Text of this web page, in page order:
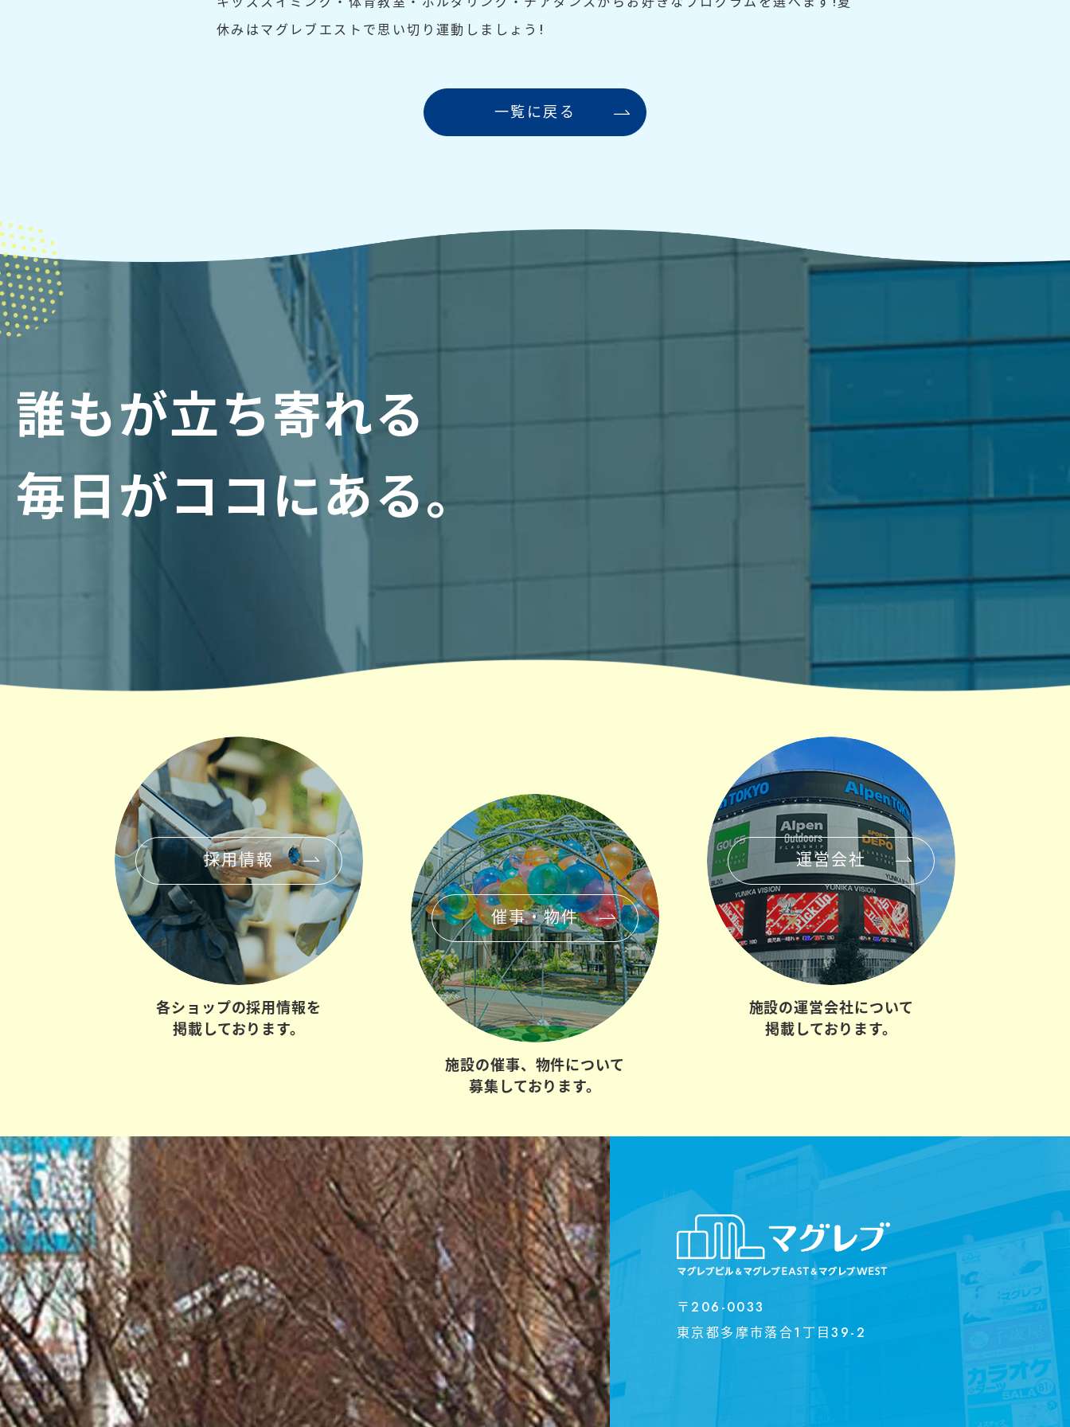
休みはマグレブエストで思い切り運動しましょう!
一覧に戻る
誰もが立ち寄れる
毎日がココにある。
採用情報
各ショップの採用情報を
掲載しております。
催事・物件
施設の催事、 物件について
募集しております。
運営会社
施設の運営会社について
掲載しております。
〒206-0033
東京都多摩市落合1丁目39-2